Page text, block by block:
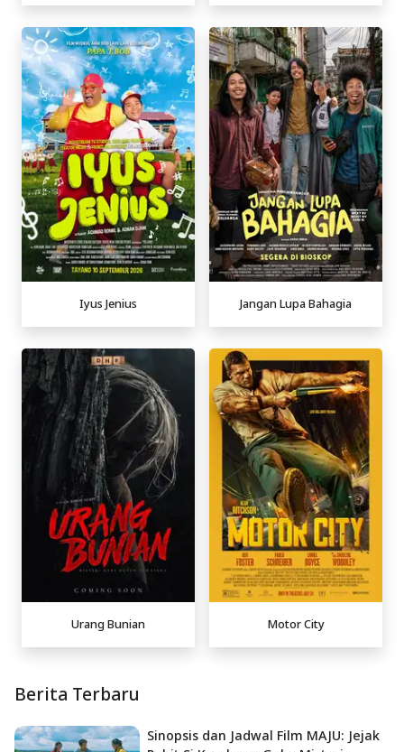
Iyus Jenius Jangan Lupa Bahagia
Urang Bunian Motor City
Berita Terbaru
Sinopsis dan Jadwal Film MAJU: Jejak